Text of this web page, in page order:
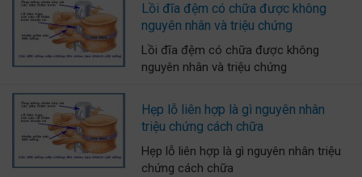
Lồi đĩa đệm có chữa được không
nguyên nhân và triệu chứng
Lồi đĩa đệm có chữa được không
nguyên nhân và triệu chứng
Hẹp lỗ liên hợp là gì nguyên nhân
triệu chứng cách chữa
Hẹp lỗ liên hợp là gì nguyên nhân triệu
chứng cách chữa